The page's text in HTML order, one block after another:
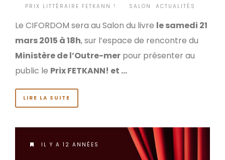
PRIX LITTÉRAIRE FETKANN ! SALON ACTUALITÉS
Le CIFORDOM sera au Salon du livre le samedi 21
mars 2015 à 18h, sur l’espace de rencontre du
Ministère de l’Outre-mer pour présenter au
public le Prix FETKANN! et …
LIRE LA SUITE
IL Y A 12 ANNÉES